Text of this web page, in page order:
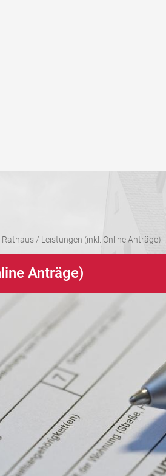
Rathaus/ Leistungen (inkl. Online Anträge)
Anträge)